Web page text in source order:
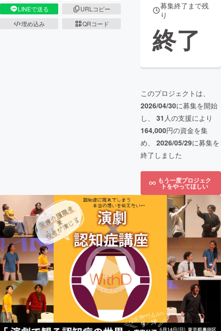
LINEで送る
URLコピー
埋め込み
QRコード
募集終了まで残
り
終了
このプロジェクトは、
2026/04/30に募集を開始
し、 31 人の支援により
164,000円の資金を集
め、 2026/05/29に募集を
終了しました
もう一度プロジェク
トをやってほしい